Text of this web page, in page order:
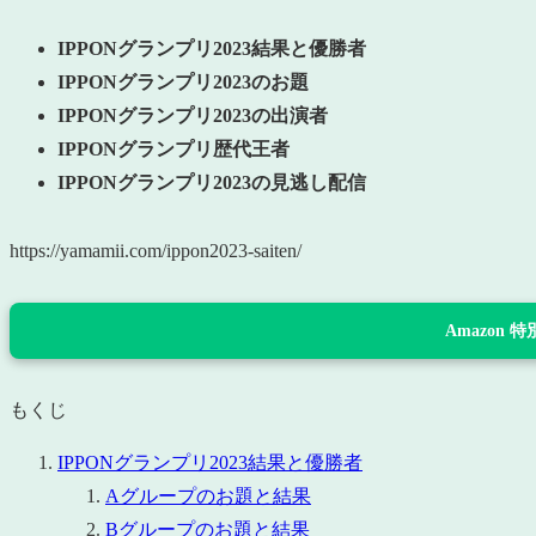
IPPONグランプリ2023結果と優勝者
IPPONグランプリ2023のお題
IPPONグランプリ2023の出演者
IPPONグランプリ歴代王者
IPPONグランプリ2023の見逃し配信
https://yamamii.com/ippon2023-saiten/
Amazon 特
もくじ
IPPONグランプリ2023結果と優勝者
Aグループのお題と結果
Bグループのお題と結果